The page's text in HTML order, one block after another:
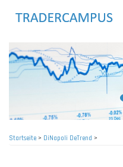
Startseite> DiNapoli DeTrend >